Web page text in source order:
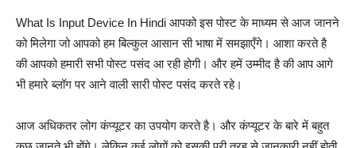
What Is Input Device In Hindi आपको इस पोस्ट के माध्यम से आज जानने
को मिलेगा जो आपको हम बिल्कुल आसान सी भाषा में समझाएँगे। आशा करते है
की आपको हमारी सभी पोस्ट पसंद आ रही होगी। और हमें उम्मीद है की आप आगे
भी हमारे ब्लॉग पर आने वाली सारी पोस्ट पसंद करते रहे।
आज अधिकतर लोग कंप्यूटर का उपयोग करते है। और कंप्यूटर के बारे में बहुत